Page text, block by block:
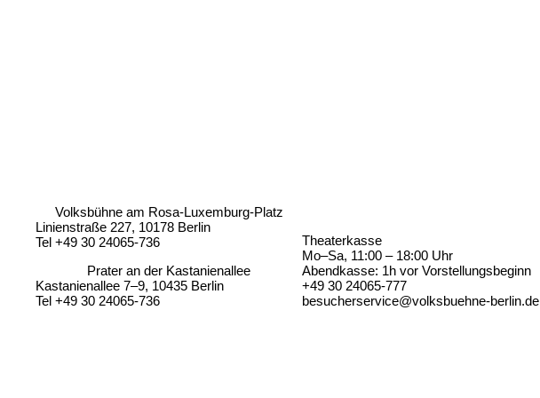
Volksbühne am Rosa-Luxemburg-Platz
Linienstraße 227, 10178 Berlin
Tel +49 30 24065-736
Prater an der Kastanienallee
Kastanienallee 7–9, 10435 Berlin
Tel +49 30 24065-736
Theaterkasse
Mo–Sa, 11:00 – 18:00 Uhr
Abendkasse: 1h vor Vorstellungsbeginn
+49 30 24065-777
besucherservice@volksbuehne-berlin.de